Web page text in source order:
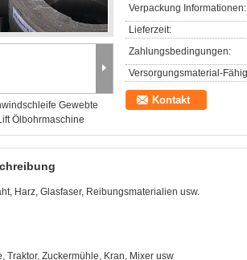
Gewebte
Ölbohrmaschine
Verpackung Informationen:
Lieferzeit:
Zahlungsbedingungen:
Versorgungsmaterial-
Kontakt
Harz, Glasfaser, Reibungsmaterialien usw.
Traktor, Zuckermühle, Kran, Mixer usw